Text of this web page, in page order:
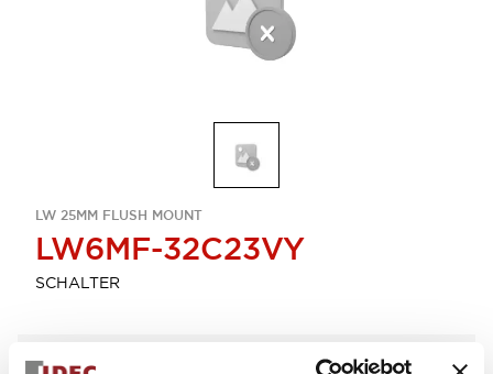
LW 25MM FLUSH MOUNT
LW6MF-32C23VY
SCHALTER
Menge auswählen